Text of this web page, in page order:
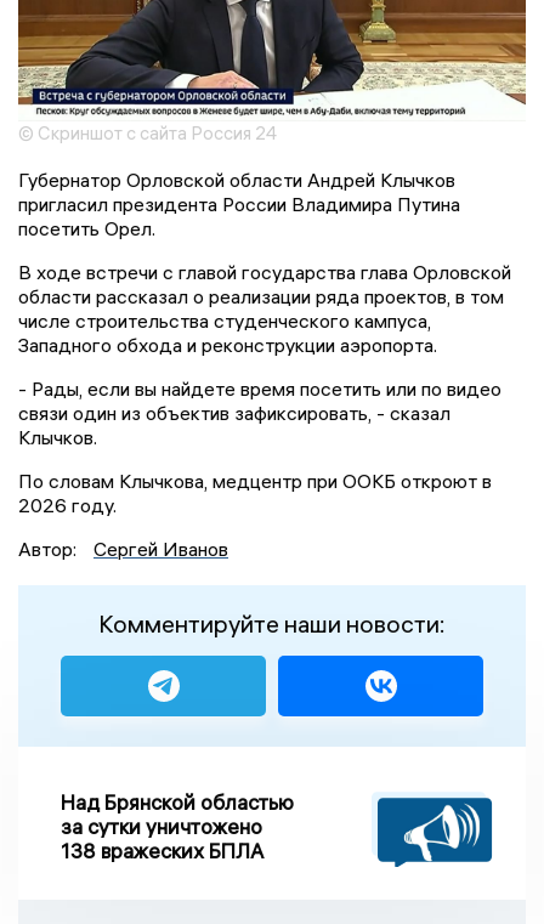
© Скриншот с сайта Россия 24
Губернатор Орловской области Андрей Клычков
пригласил президента России Владимира Путина
посетить Орел.
В ходе встречи с главой государства глава Орловской
области рассказал о реализации ряда проектов, в том
числе строительства студенческого кампуса,
Западного обхода и реконструкции аэропорта.
- Рады, если вы найдете время посетить или по видео
связи один из объектив зафиксировать, - сказал
Клычков.
По словам Клычкова, медцентр при ООКБ откроют в
2026 году.
Автор:
Сергей Иванов
Комментируйте наши новости:
Над Брянской областью
за сутки уничтожено
138 вражеских БПЛА